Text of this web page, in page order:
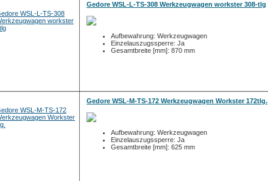
Gedore WSL-L-TS-308 Werkzeugwagen workster 308-tlg
Aufbewahrung: Werkzeugwagen
Einzelauszugssperre: Ja
Gesamtbreite [mm]: 870 mm
Gedore WSL-M-TS-172 Werkzeugwagen Workster 172tlg.
Aufbewahrung: Werkzeugwagen
Einzelauszugssperre: Ja
Gesamtbreite [mm]: 625 mm